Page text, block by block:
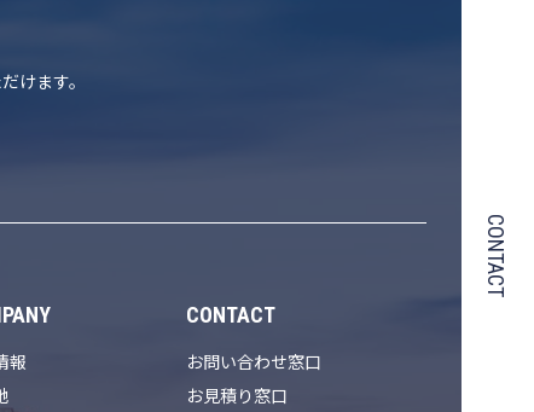
けます。
報
CONTACT
お問い合わせ窓口
お見積り窓口
CONTACT